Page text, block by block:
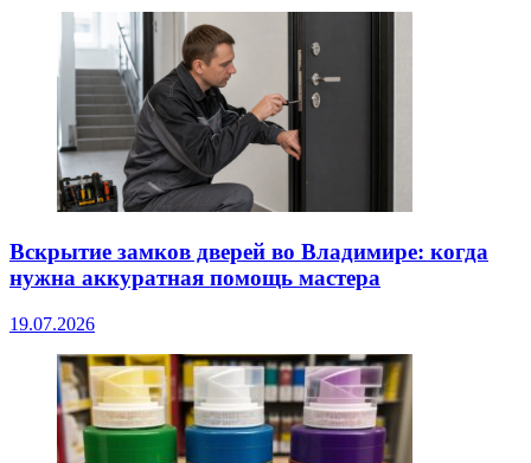
Вскрытие замков дверей во Владимире: когда
нужна аккуратная помощь мастера
19.07.2026